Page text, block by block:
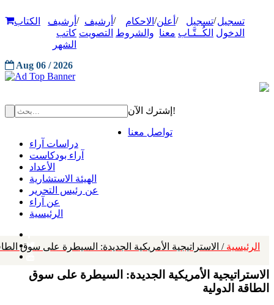
تسجيل
الدخول
/تسجيل
الكُــتَّـاب
/ أعلن
معنا
/ الاحكام
والشروط
/ أرشيف
التصويت
/ أرشيف
كاتب
الشهر
الكتاب
Aug 06 / 2026
إشترك الآن!
تواصل معنا
دراسات آراء
آراء بودكاست
الأعداد
الهيئة الاستشارية
عن رئيس التحرير
عن آراء
الرئيسية
الرئيسية / الاستراتيجية الأمريكية الجديدة: السيطرة على سوق
الاستراتيجية الأمريكية الجديدة: السيطرة على سوق
الطاقة الدولية